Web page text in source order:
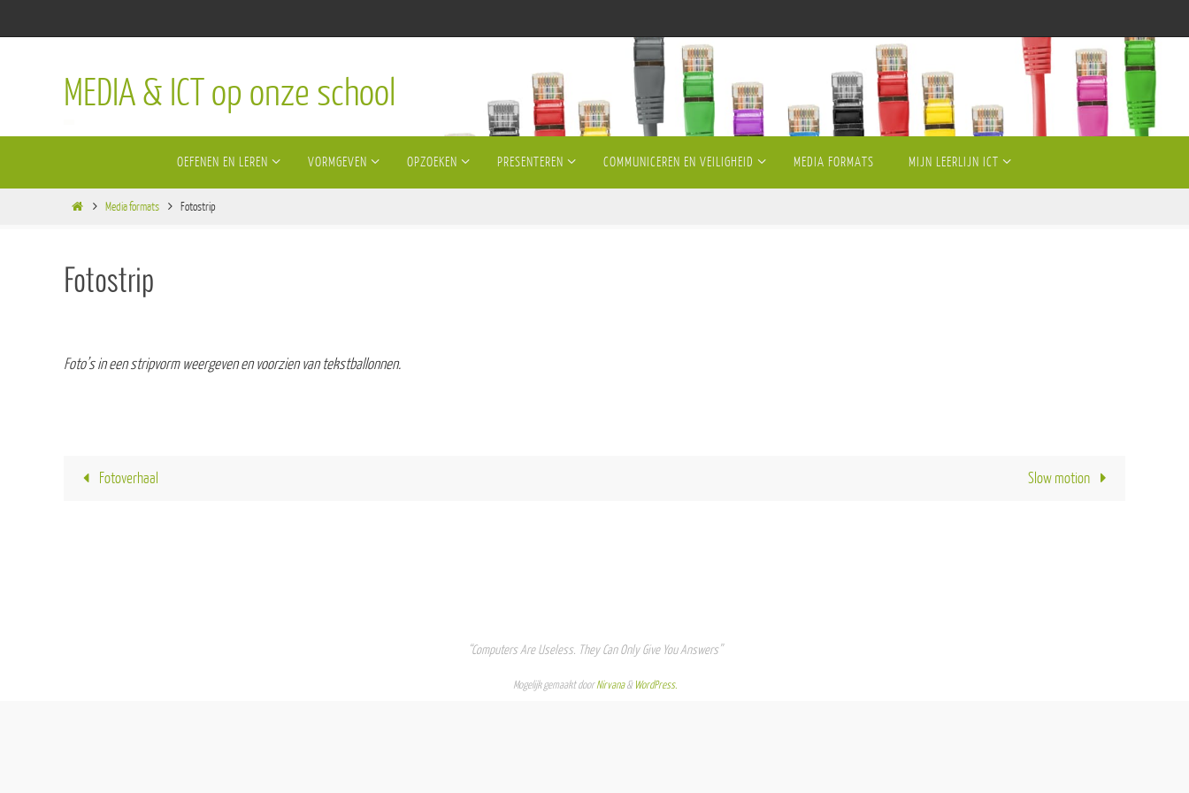
naar
MEDIA & ICT op onze school
de
OEFENEN EN LEREN VORMGEVEN OPZOEKEN PRESENTEREN COMMUNICEREN EN VEILIGHEID MEDIA FORMATS MIJN LEERLIJN ICT
HomeMedia formats Fotostrip
Fotostrip
Foto’s in een stripvorm weergeven en voorzien van tekstballonnen.
Fotoverhaal Slow motion
“Computers Are Useless. They Can Only Give You Answers”
Mogelijk gemaakt doorNirvana& WordPress.